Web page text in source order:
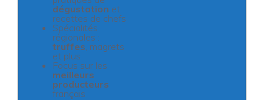
dégustation et
recettes de chefs
Spécialités
régionales :
truffes, magrets
et plus
Focus sur les
meilleurs
producteurs
français